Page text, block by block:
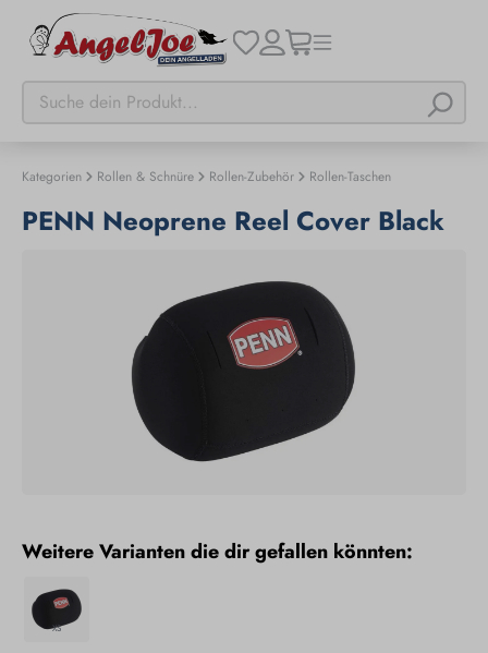
Kategorien Rollen & Schnüre Rollen-Zubehör Rollen-Taschen
PENN Neoprene Reel Cover Black
Weitere Varianten die dir gefallen könnten:
XS